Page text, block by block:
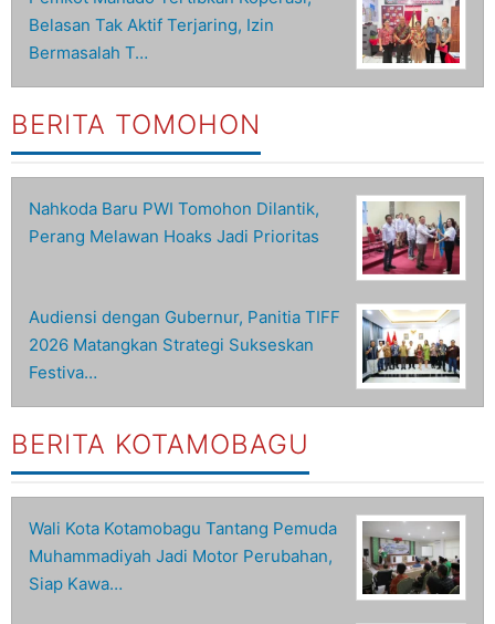
Belasan Tak Aktif Terjaring, Izin
Bermasalah T…
BERITA TOMOHON
Nahkoda Baru PWI Tomohon Dilantik,
Perang Melawan Hoaks Jadi Prioritas
Audiensi dengan Gubernur, Panitia TIFF
2026 Matangkan Strategi Sukseskan
Festiva…
BERITA KOTAMOBAGU
Wali Kota Kotamobagu Tantang Pemuda
Muhammadiyah Jadi Motor Perubahan,
Siap Kawa…